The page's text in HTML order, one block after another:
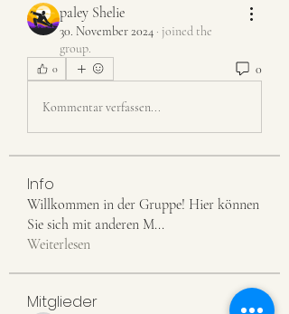
paley Shelie
30. November 2024 · joined the
group.
0 0
Kommentar verfassen...
Info
Willkommen in der Gruppe! Hier können
Sie sich mit anderen M...
Weiterlesen
Mitglieder